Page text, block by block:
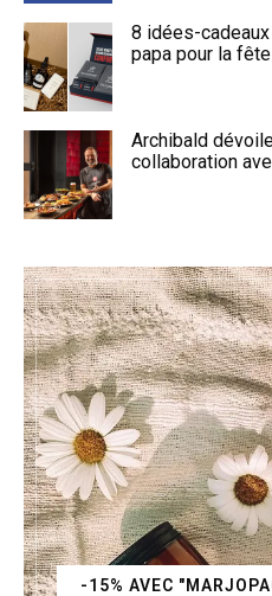
8 idées-
papa pour la
Archibald
collaboration
-15% AVEC